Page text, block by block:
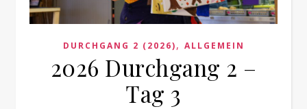
DURCHGANG 2 (2026), ALLGEMEIN
2026 Durchgang 2 –
Tag 3